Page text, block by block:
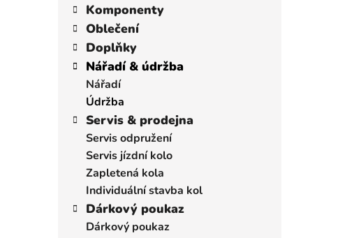
Komponenty
Oblečení
Doplňky
Nářadí & údržba
Nářadí
Údržba
Servis & prodejna
Servis odpružení
Servis jízdní kolo
Zapletená kola
Individuální stavba kol
Dárkový poukaz
Dárkový poukaz